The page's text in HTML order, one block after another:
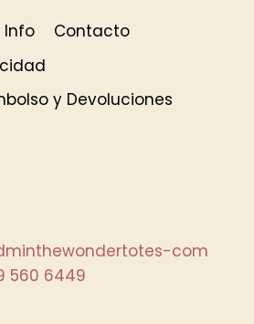
Info
Contacto
y Devoluciones
com
560 6449